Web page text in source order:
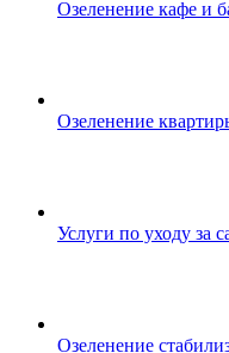
Озеленение кафе и
Озеленение
Услуги по уходу за
Озеленение